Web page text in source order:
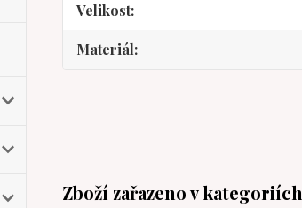
Velikost
Materiál
Zboží zařazeno v kategoriích